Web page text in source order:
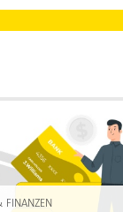
FINANZEN